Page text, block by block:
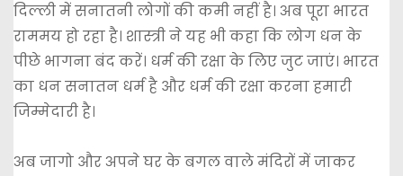
दिल्ली में सनातनी लोगों की कमी नहीं है। अब पूरा भारत
राममय हो रहा है। शास्त्री ने यह भी कहा कि लोग धन के
पीछे भागना बंद करें। धर्म की रक्षा के लिए जुट जाएं। भारत
का धन सनातन धर्म है और धर्म की रक्षा करना हमारी
जिम्मेदारी है।
अब जागो और अपने घर के बगल वाले मंदिरों में जाकर